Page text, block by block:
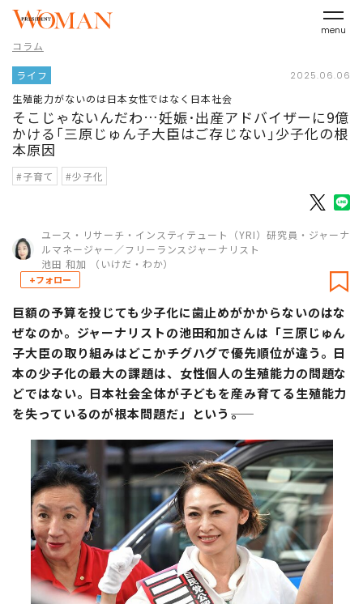
menu
コラム
ライフ 2025.06.06
生殖能力がないのは日本女性ではなく日本社会
そこじゃないんだわ…妊娠･出産アドバイザーに9億
かける｢三原じゅん子大臣はご存じない｣少子化の根
本原因
#子育て #少子化
ユース・リサーチ・インスティテュート（YRI）研究員・ジャーナ
ルマネージャー／フリーランスジャーナリスト
池田 和加 （いけだ・わか）
+フォロー
巨額の予算を投じても少子化に歯止めがかからないのはな
ぜなのか。ジャーナリストの池田和加さんは「三原じゅん
子大臣の取り組みはどこかチグハグで優先順位が違う。日
本の少子化の最大の課題は、女性個人の生殖能力の問題な
どではない。日本社会全体が子どもを産み育てる生殖能力
を失っているのが根本問題だ」という――。